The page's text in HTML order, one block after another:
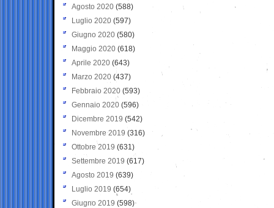
Agosto 2020 (588)
Luglio 2020 (597)
Giugno 2020 (580)
Maggio 2020 (618)
Aprile 2020 (643)
Marzo 2020 (437)
Febbraio 2020 (593)
Gennaio 2020 (596)
Dicembre 2019 (542)
Novembre 2019 (316)
Ottobre 2019 (631)
Settembre 2019 (617)
Agosto 2019 (639)
Luglio 2019 (654)
Giugno 2019 (598)